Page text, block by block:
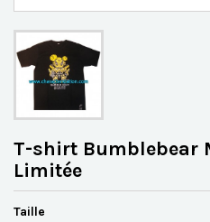
T-shirt Bumblebear
Limitée
Taille